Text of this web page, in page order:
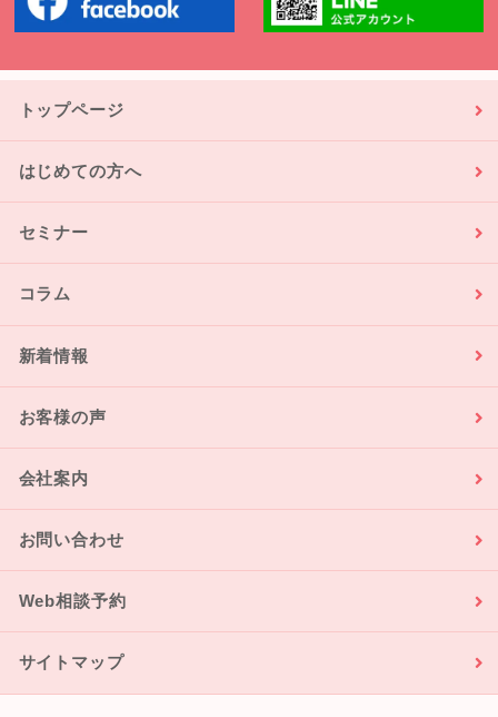
トップページ
はじめての方へ
セミナー
コラム
新着情報
お客様の声
会社案内
お問い合わせ
Web相談予約
サイトマップ